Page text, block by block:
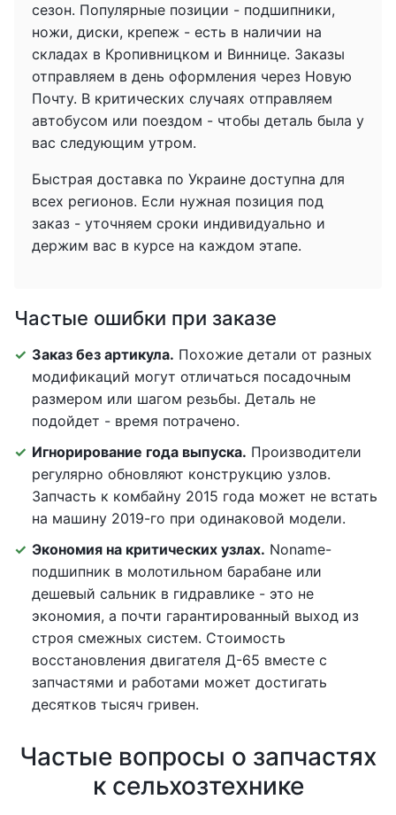
сезон. Популярные позиции - подшипники,
ножи, диски, крепеж - есть в наличии на
складах в Кропивницком и Виннице. Заказы
отправляем в день оформления через Новую
Почту. В критических случаях отправляем
автобусом или поездом - чтобы деталь была у
вас следующим утром.
Быстрая доставка по Украине доступна для
всех регионов. Если нужная позиция под
заказ - уточняем сроки индивидуально и
держим вас в курсе на каждом этапе.
Частые ошибки при заказе
Заказ без артикула. Похожие детали от разных
модификаций могут отличаться посадочным
размером или шагом резьбы. Деталь не
подойдет - время потрачено.
Игнорирование года выпуска. Производители
регулярно обновляют конструкцию узлов.
Запчасть к комбайну 2015 года может не встать
на машину 2019-го при одинаковой модели.
Экономия на критических узлах. Noname-
подшипник в молотильном барабане или
дешевый сальник в гидравлике - это не
экономия, а почти гарантированный выход из
строя смежных систем. Стоимость
восстановления двигателя Д-65 вместе с
запчастями и работами может достигать
десятков тысяч гривен.
Частые вопросы о запчастях
к сельхозтехнике